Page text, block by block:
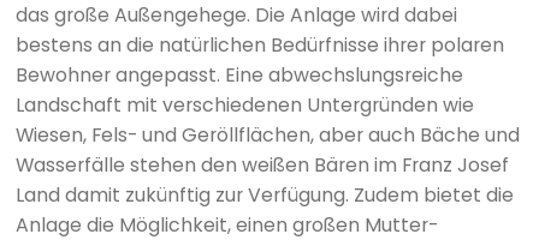
das große Außengehege. Die Anlage wird dabei
bestens an die natürlichen Bedürfnisse ihrer polaren
Bewohner angepasst. Eine abwechslungsreiche
Landschaft mit verschiedenen Untergründen wie
Wiesen, Fels- und Geröllflächen, aber auch Bäche und
Wasserfälle stehen den weißen Bären im Franz Josef
Land damit zukünftig zur Verfügung. Zudem bietet die
Anlage die Möglichkeit, einen großen Mutter-